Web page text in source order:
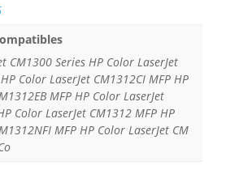
CM1300 Series HP Color LaserJet
Color LaserJet CM1312CI MFP HP
MFP HP Color LaserJet
Color LaserJet CM1312 MFP HP
MFP HP Color LaserJet CM